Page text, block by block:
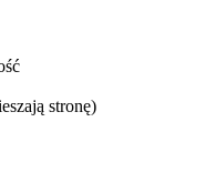
stronę)